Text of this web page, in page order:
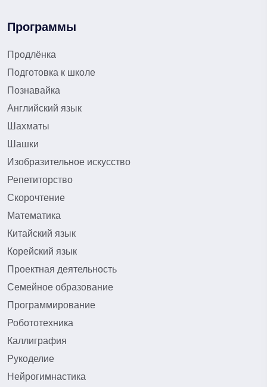
Программы
Продлёнка
Подготовка к школе
Познавайка
Английский язык
Шахматы
Шашки
Изобразительное искусство
Репетиторство
Скорочтение
Математика
Китайский язык
Корейский язык
Проектная деятельность
Семейное образование
Программирование
Робототехника
Каллиграфия
Рукоделие
Нейрогимнастика